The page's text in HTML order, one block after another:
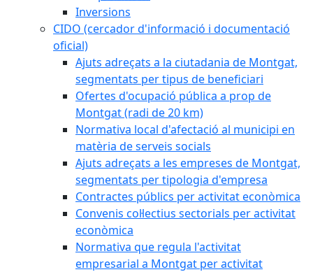
Inversions
CIDO (cercador d'informació i documentació
oficial)
Ajuts adreçats a la ciutadania de Montgat,
segmentats per tipus de beneficiari
Ofertes d'ocupació pública a prop de
Montgat (radi de 20 km)
Normativa local d'afectació al municipi en
matèria de serveis socials
Ajuts adreçats a les empreses de Montgat,
segmentats per tipologia d'empresa
Contractes públics per activitat econòmica
Convenis col·lectius sectorials per activitat
econòmica
Normativa que regula l'activitat
empresarial a Montgat per activitat